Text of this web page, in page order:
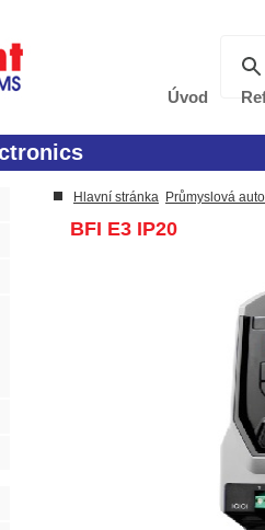
Úvod
Hlavní stránka Průmyslová
BFI E3 IP20